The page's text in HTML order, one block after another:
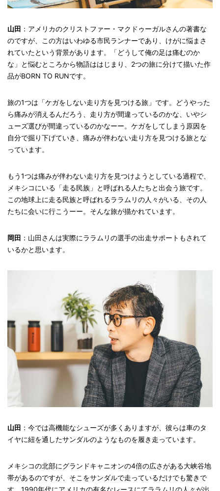
山田 ：アメリカのクリストファー・マクドゥーガルさんの著書な
のですが、この方はいわゆる市民ランナーであり、けがに悩まさ
れていたという背景があります。「どうして俺の足は痛むのか
な」と悩むところから物語ははじまり、2つの旅に分けて描いた作
品がBORN TO RUNです。
旅の1つは「ケガをしない走り方を見つける旅」です。どうやった
ら痛みが消えるんだろう、走り方が間違っているのかな、いやシ
ューズ選びが間違っているのかなーー。ケガをしてしまう原因を
自分で掘り下げていき、痛みが伴わない走り方を見つける旅とな
っています。
もう1つは痛みが伴わない走り方を見つけようとしている過程で、
メキシコにいる「走る民族」と呼ばれる人たちと出会う旅です。
この地球上に走る民族と呼ばれるララムリの人々がいる、その人
たちに会いに行こうーー。そんな旅が描かれています。
岡田 ：山田さんは実際にララムリの選手の出走サポートもされて
いるかと思います。
山田 ：今では高機能なシューズが多くありますが、彼らは車のタ
イヤに紐を通したサンダルのようなものを履き走っています。
メキシコの北部にグランドキャニオンの4倍の広さがある大峡谷地
帯があるのですが、そこをサンダルで走っているだけでも驚きで
す。1990年代にアメリカの有名なレースにてララムリの人々が出